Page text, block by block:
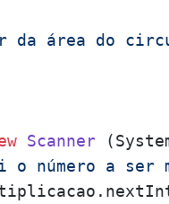
da área do
Scanner
o número a